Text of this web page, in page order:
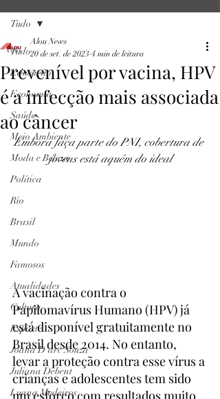
Tudo
Educação
Economia
Saúde
Meio Ambiente
Moda e Beleza
Política
Rio
Brasil
Mundo
Famosos
Atualidades
Cultura
Esporte
Joana D'arc Souza
Juliana Debent
Luana Medeiros
Tudo
Prevenível por vacina, HPV
é a infecção mais associada
ao câncer
Alou News
20 de set. de 2023 4 min de leitura
Embora faça parte do PNI, cobertura de
jovens está aquém do ideal
A vacinação contra o
Papilomavírus Humano (HPV) já
está disponível gratuitamente no
Brasil desde 2014. No entanto,
levar a proteção contra esse vírus a
crianças e adolescentes tem sido
um esforço com resultados muito